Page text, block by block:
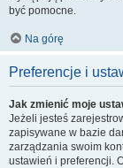
być pomocne.
Na górę
Preferencje i
Jak zmienić moje
Jeżeli jesteś
zapisywane w bazie
zarządzania swoim
ustawień i preferencji.